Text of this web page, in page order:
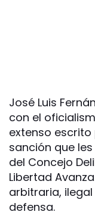
José Luis
con el
extenso
sanción que
del Concejo
Libertad
arbitraria,
defensa.